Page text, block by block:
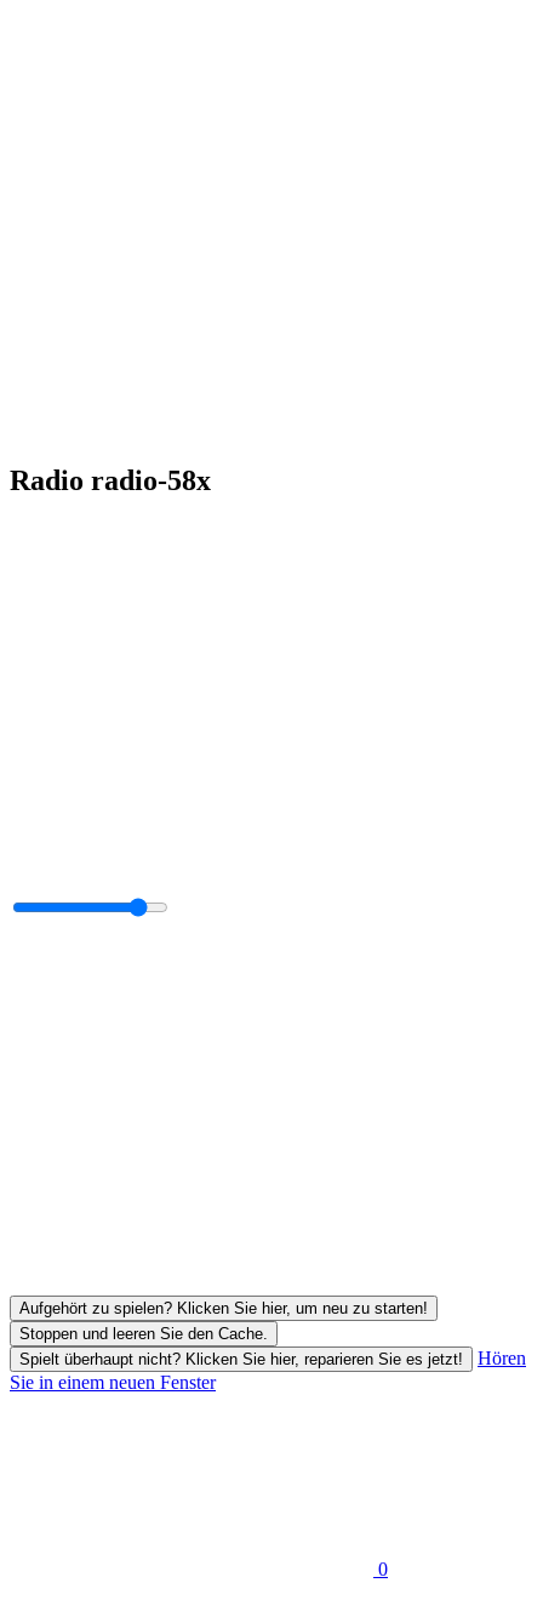
Radio radio-58x
Aufgehört zu spielen? Klicken Sie hier, um neu zu starten!
Stoppen und leeren Sie den Cache.
Spielt überhaupt nicht? Klicken Sie hier, reparieren Sie es jetzt!
Hören
Sie in einem neuen Fenster
0